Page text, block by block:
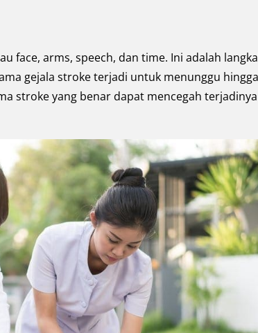
face, arms, speech, dan time. Ini adalah
gejala stroke terjadi untuk menunggu hingga
stroke yang benar dapat mencegah terjadinya